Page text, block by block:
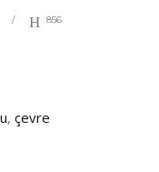
856
, çevre